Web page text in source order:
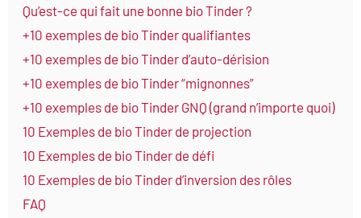
Qu’est-ce qui fait une bonne bio Tinder ?
+10 exemples de bio Tinder qualifiantes
+10 exemples de bio Tinder d’auto-dérision
+10 exemples de bio Tinder “mignonnes”
+10 exemples de bio Tinder GNQ (grand n’importe quoi)
10 Exemples de bio Tinder de projection
10 Exemples de bio Tinder de défi
10 Exemples de bio Tinder d’inversion des rôles
FAQ